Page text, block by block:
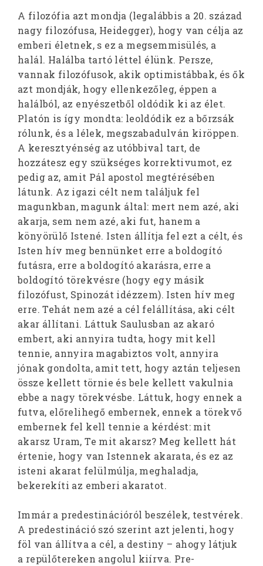
A filozófia azt mondja (legalábbis a 20. század
nagy filozófusa, Heidegger), hogy van célja az
emberi életnek, s ez a megsemmisülés, a
halál. Halálba tartó léttel élünk. Persze,
vannak filozófusok, akik optimistábbak, és ők
azt mondják, hogy ellenkezőleg, éppen a
halálból, az enyészetből oldódik ki az élet.
Platón is így mondta: leoldódik ez a bőrzsák
rólunk, és a lélek, megszabadulván kiröppen.
A keresztyénség az utóbbival tart, de
hozzátesz egy szükséges korrektivumot, ez
pedig az, amit Pál apostol megtérésében
látunk. Az igazi célt nem találjuk fel
magunkban, magunk által: mert nem azé, aki
akarja, sem nem azé, aki fut, hanem a
könyörülő Istené. Isten állítja fel ezt a célt, és
Isten hív meg bennünket erre a boldogító
futásra, erre a boldogító akarásra, erre a
boldogító törekvésre (hogy egy másik
filozófust, Spinozát idézzem). Isten hív meg
erre. Tehát nem azé a cél felállítása, aki célt
akar állítani. Láttuk Saulusban az akaró
embert, aki annyira tudta, hogy mit kell
tennie, annyira magabiztos volt, annyira
jónak gondolta, amit tett, hogy aztán teljesen
össze kellett törnie és bele kellett vakulnia
ebbe a nagy törekvésbe. Láttuk, hogy ennek a
futva, előrelihegő embernek, ennek a törekvő
embernek fel kell tennie a kérdést: mit
akarsz Uram, Te mit akarsz? Meg kellett hát
értenie, hogy van Istennek akarata, és ez az
isteni akarat felülmúlja, meghaladja,
bekerekíti az emberi akaratot.
Immár a predestinációról beszélek, testvérek.
A predestináció szó szerint azt jelenti, hogy
föl van állítva a cél, a destiny – ahogy látjuk
a repülőtereken angolul kiírva. Pre-